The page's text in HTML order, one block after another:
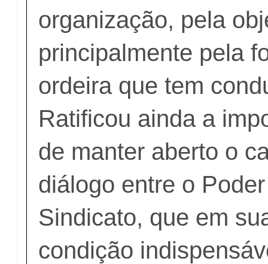
organização, pela
principalmente pela
ordeira que tem
Ratificou ainda a
de manter aberto o
diálogo entre o
Sindicato, que em
condição